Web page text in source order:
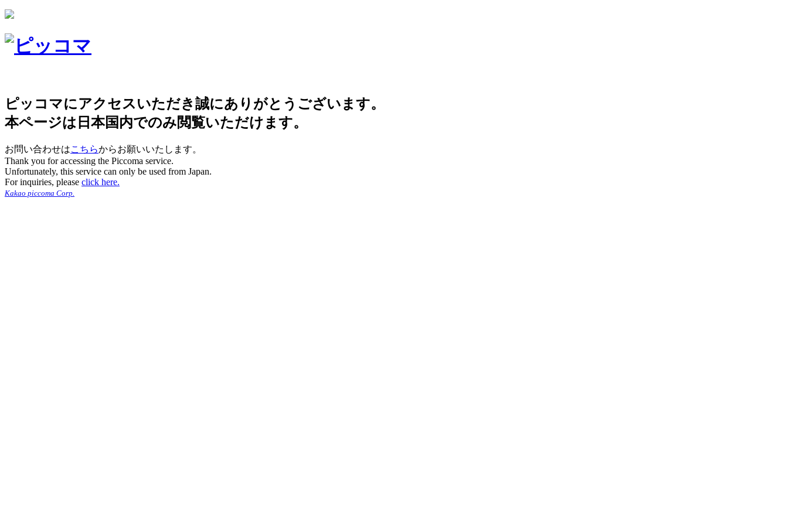
ピッコマにアクセスいただき誠にありがとうございます。
本ページは日本国内でのみ閲覧いただけます。
お問い合わせはこちらからお願いいたします。
Thank you for accessing the Piccoma service.
Unfortunately, this service can only be used from Japan.
For inquiries, please click here.
Kakao piccoma Corp.